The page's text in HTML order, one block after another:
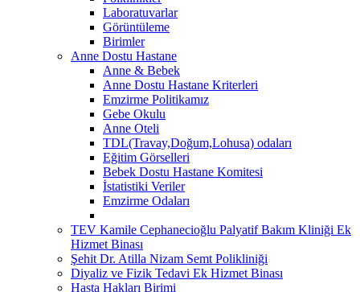
Laboratuvarlar
Görüntüleme
Birimler
Anne Dostu Hastane
Anne & Bebek
Anne Dostu Hastane Kriterleri
Emzirme Politikamız
Gebe Okulu
Anne Oteli
TDL(Travay,Doğum,Lohusa) odaları
Eğitim Görselleri
Bebek Dostu Hastane Komitesi
İstatistiki Veriler
Emzirme Odaları
TEV Kamile Cephanecioğlu Palyatif Bakım Kliniği Ek
Hizmet Binası
Şehit Dr. Atilla Nizam Semt Polikliniği
Diyaliz ve Fizik Tedavi Ek Hizmet Binası
Hasta Hakları Birimi